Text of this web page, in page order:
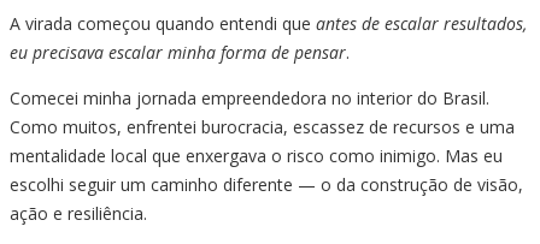
A virada começou quando entendi que antes de escalar resultados,
eu precisava escalar minha forma de pensar.
Comecei minha jornada empreendedora no interior do Brasil.
Como muitos, enfrentei burocracia, escassez de recursos e uma
mentalidade local que enxergava o risco como inimigo. Mas eu
escolhi seguir um caminho diferente — o da construção de visão,
ação e resiliência.